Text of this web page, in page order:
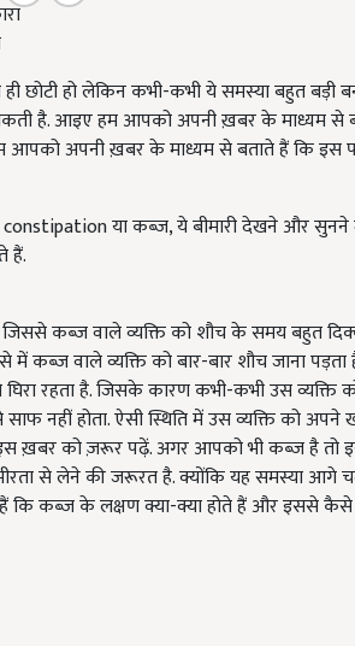
छोटी हो लेकिन कभी-कभी ये समस्या बहुत बड़ी
है. आइए हम आपको अपनी ख़बर के माध्यम
आपको अपनी ख़बर के माध्यम से बताते हैं कि इस
constipation या कब्ज, ये बीमारी देखने और सुनने
हैं.
कब्ज वाले व्यक्ति को शौच के समय बहुत
में कब्ज वाले व्यक्ति को बार-बार शौच जाना
रहता है. जिसके कारण कभी-कभी उस व्यक्ति
नहीं होता. ऐसी स्थिति में उस व्यक्ति को अपने
इस ख़बर को ज़रूर पढ़ें. अगर आपको भी कब्ज है तो
से लेने की जरूरत है. क्योंकि यह समस्या आगे
कि कब्ज के लक्षण क्या-क्या होते हैं और इससे कैसे